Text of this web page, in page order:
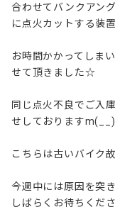
合わせてバンクアン
に点火カットする装
お時間かかってしま
せて頂きました☆
同じ点火不良でご入
せしております
こちらは古いバイク
今週中には原因を突
しばらくお待ちくださ